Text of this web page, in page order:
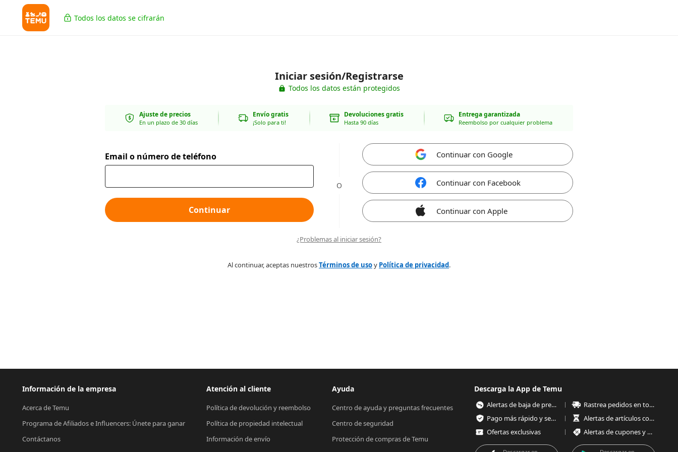
Todos los datos se cifrarán
Iniciar sesión/Registrarse
Todos los datos están protegidos
Ajuste de precios
En un plazo de 30 días
Envío gratis
¡Solo para ti!
Devoluciones gratis
Hasta 90 días
Entrega garantizada
Reembolso por cualquier problema
Email o número de teléfono
Continuar
O
Continuar con Google
Continuar con Facebook
Continuar con Apple
¿Problemas al iniciar sesión?
Al continuar, aceptas nuestrosTérminos de usoy Política de privacidad.
Información de la empresa
Acerca de Temu
Programa de Afiliados e Influencers: Únete para ganar
Contáctanos
Atención al cliente
Política de devolución y reembolso
Política de propiedad intelectual
Información de envío
Ayuda
Centro de ayuda y preguntas frecuentes
Centro de seguridad
Protección de compras de Temu
Descarga la App de Temu
Alertas de baja de precios
Rastrea pedidos en todo momento
Pago más rápido y seguro
Alertas de artículos con poco stock
Ofertas exclusivas
Alertas de cupones y ofertas